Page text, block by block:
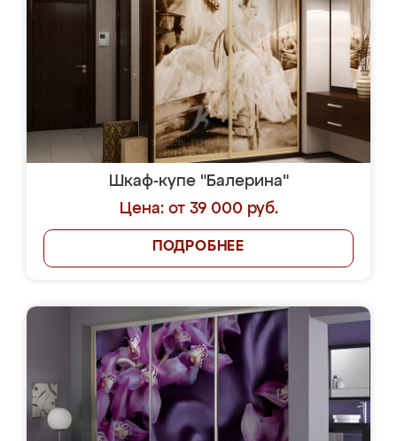
Шкаф-купе "Балерина"
Цена: от 39 000 руб.
ПОДРОБНЕЕ